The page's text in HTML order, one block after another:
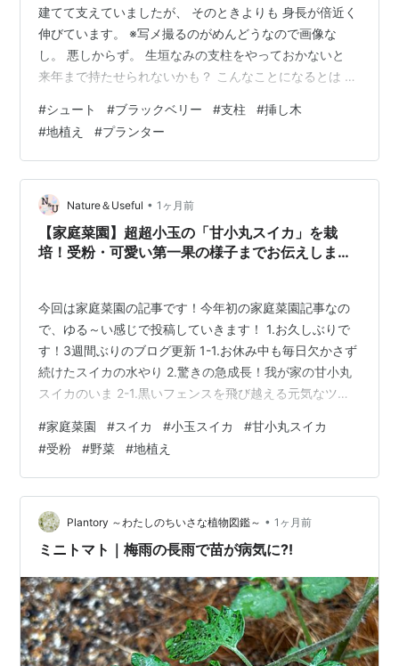
建てて支えていましたが、 そのときよりも 身長が倍近く
伸びています。 ※写メ撮るのがめんどうなので画像な
し。 悪しからず。 生垣なみの支柱をやっておかないと
来年まで持たせられないかも？ こんなことになるとは 思
らったものなのですが、 育て方に関する質問をしても イ
マイチ話が通じてない反応が多くて。。 実が付いたら収
穫するだけで 日々の世話は 旦那さんがやっているのか
な？？ いかにも自分で世話しているような 口ぶりだった
から アテにしていたけど～。 挿し木は、根が伸びてくる
まで 旦那さん…
#シュート #ブラックベリー #支柱 #挿し木
#地植え #プランター
Nature＆Useful • 1ヶ月前
【家庭菜園】超超小玉の「甘小丸スイカ」を栽
培！受粉・可愛い第一果の様子までお伝えしま
今回は家庭菜園の記事です！今年初の家庭菜園記事なの
で、ゆる～い感じで投稿していきます！ 1.お久しぶりで
す！3週間ぶりのブログ更新 1-1.お休み中も毎日欠かさず
続けたスイカの水やり 2.驚きの急成長！我が家の甘小丸
スイカのいま 2-1.黒いフェンスを飛び越える元気なツル
を発見 3.スイカ栽培の最重要イベント！受粉の方法とコ
ツ 3-1.いちばん大切！受粉にベストなお天気と時間帯 3-
2.どっちがどっち？雌花とおしべの見分け方 3-3.綿棒は
NG？お花同士を「直接」くっつける確実な方法 3－4.受
粉実験まとめ表 4.これからの成長に向けて！…
#家庭菜園 #スイカ #小玉スイカ #甘小丸スイカ
#受粉 #野菜 #地植え
Plantory ～わたしのちいさな植物図鑑～ • 1ヶ月前
ミニトマト｜梅雨の長雨で苗が病気に?!